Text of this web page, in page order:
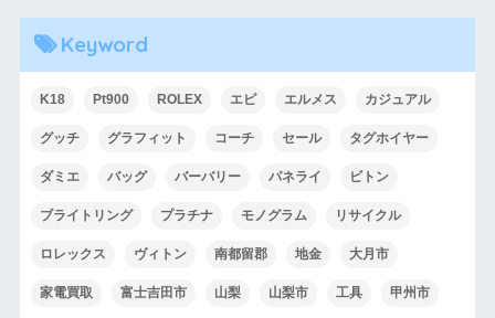
Keyword
K18 Pt900 ROLEX エピ エルメス カジュアル
グッチ グラフィット コーチ セール タグホイヤー
ダミエ バッグ バーバリー パネライ ビトン
ブライトリング プラチナ モノグラム リサイクル
ロレックス ヴィトン 南都留郡 地金 大月市
家電買取 富士吉田市 山梨 山梨市 工具 甲州市